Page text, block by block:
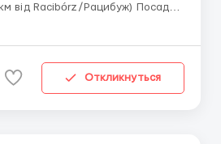
від Racibórz/Рацибуж) Посада:
Ставка нетто: 19.3 Тип
на виробництві вікон,
Откликнуться